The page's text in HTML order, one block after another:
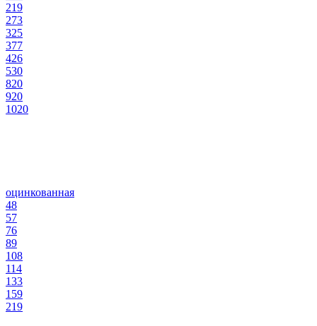
219
273
325
377
426
530
820
920
1020
оцинкованная
48
57
76
89
108
114
133
159
219